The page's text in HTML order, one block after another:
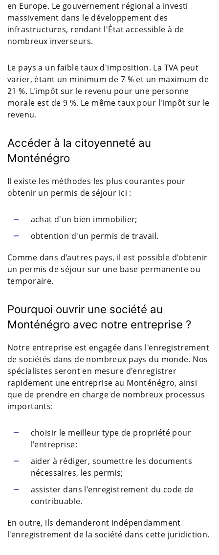
en Europe. Le gouvernement régional a investi
massivement dans le développement des
infrastructures, rendant l'État accessible à de
nombreux inverseurs.
Le pays a un faible taux d'imposition. La TVA peut
varier, étant un minimum de 7 % et un maximum de
21 %. L'impôt sur le revenu pour une personne
morale est de 9 %. Le même taux pour l'impôt sur le
revenu.
Accéder à la citoyenneté au
Monténégro
Il existe les méthodes les plus courantes pour
obtenir un permis de séjour ici :
achat d'un bien immobilier;
obtention d'un permis de travail.
Comme dans d'autres pays, il est possible d'obtenir
un permis de séjour sur une base permanente ou
temporaire.
Pourquoi ouvrir une société au
Monténégro avec notre entreprise ?
Notre entreprise est engagée dans l'enregistrement
de sociétés dans de nombreux pays du monde. Nos
spécialistes seront en mesure d'enregistrer
rapidement une entreprise au Monténégro, ainsi
que de prendre en charge de nombreux processus
importants:
choisir le meilleur type de propriété pour
l'entreprise;
aider à rédiger, soumettre les documents
nécessaires, les permis;
assister dans l'enregistrement du code de
contribuable.
En outre, ils demanderont indépendamment
l'enregistrement de la société dans cette juridiction.